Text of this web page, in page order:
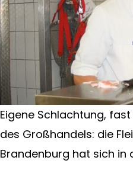
Eigene Schlachtung,
des Großhandels: die
Brandenburg hat sich in